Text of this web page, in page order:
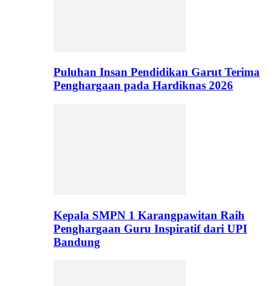
Puluhan Insan Pendidikan Garut Terima
Penghargaan pada Hardiknas 2026
Kepala SMPN 1 Karangpawitan Raih
Penghargaan Guru Inspiratif dari UPI
Bandung